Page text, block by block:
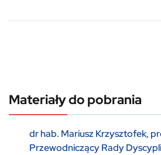
Materiały do pobrania
dr hab. Mariusz Krzysztofek,
Przewodniczący Rady